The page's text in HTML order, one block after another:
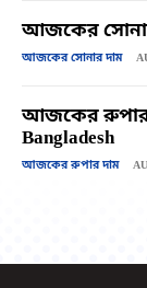
আজকের
আজকের সোনার দাম
আজকের রুপার
Bangladesh
আজকের রুপার দাম